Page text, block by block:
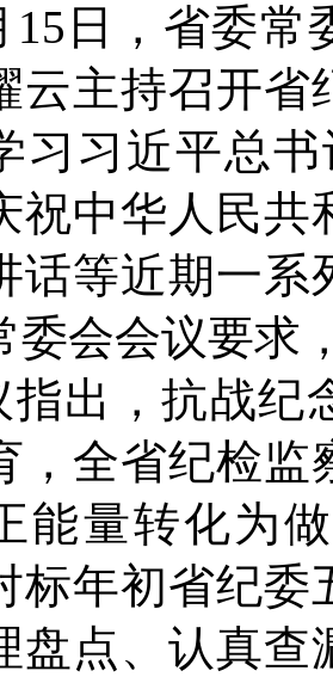
15日，省委
云主持召开省
习习近平总
祝中华人民共
话等近期一系
委会会议要求
指出，抗战纪
，全省纪检
能量转化为
标年初省纪委
盘点、认真查